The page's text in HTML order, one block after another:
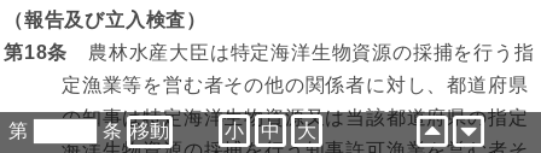
（報告及び立入検査）
第18条 農林水産大臣は特定海洋生物資源の採捕を行う指
定漁業等を営む者その他の関係者に対し、都道府県
の知事は特定海洋生物資源又は当該都道府県の指定
第 条 小 中 大